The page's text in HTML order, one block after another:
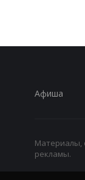
Афиша
Материалы,
рекламы.